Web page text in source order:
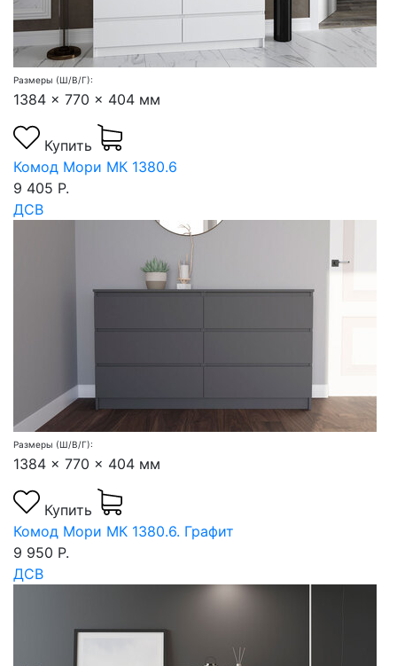
Размеры (Ш/В/Г):
1384 x 770 x 404 мм
Купить
Комод Мори МК 1380.6
9 405 Р.
ДСВ
Размеры (Ш/В/Г):
1384 x 770 x 404 мм
Купить
Комод Мори МК 1380.6. Графит
9 950 Р.
ДСВ